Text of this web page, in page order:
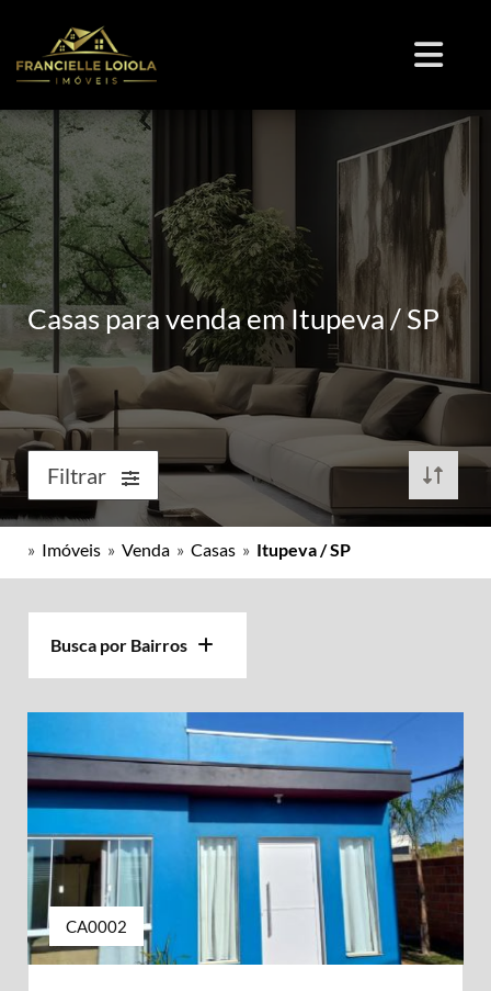
Casas para venda em Itupeva / SP
Filtrar
» Imóveis » Venda » Casas » Itupeva / SP
Busca por Bairros
CA0002